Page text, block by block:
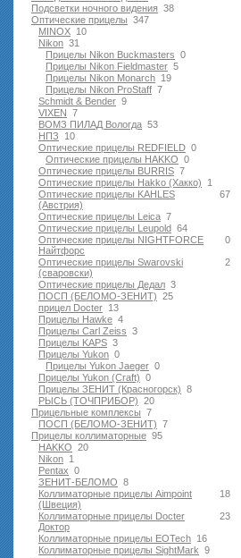
38
Подсветки ночного видения
347
Оптические прицелы
10
MINOX
31
Nikon
0
Прицелы Nikon Buckmasters
5
Прицелы Nikon Fieldmaster
19
Прицелы Nikon Monarch
7
Прицелы Nikon ProStaff
9
Schmidt & Bender
7
VIXEN
53
ВОМЗ ПИЛАД Вологда
10
НПЗ
0
Оптические прицелы REDFIELD
0
Оптические прицелы HAKKO
7
Оптические прицелы BURRIS
1
Оптические прицелы Hakko (Хакко)
67
Оптические прицелы KAHLES
(Австрия)
7
Оптические прицелы Leica
64
Оптические прицелы Leupold
0
Оптические прицелы NIGHTFORCE
Найтфорс
2
Оптические прицелы Swarovski
(сваровски)
3
Оптические прицелы Дедал
25
ПОСП (БЕЛОМО-ЗЕНИТ)
13
прицел Docter
4
Прицелы Hawke
3
Прицелы Carl Zeiss
3
Прицелы KAPS
0
Прицелы Yukon
0
Прицелы Yukon Jaeger
0
Прицелы Yukon (Craft)
8
Прицелы ЗЕНИТ (Красногорск)
20
РЫСЬ (ТОЧПРИБОР)
7
Прицельные комплексы
7
ПОСП (БЕЛОМО-ЗЕНИТ)
95
Прицелы коллиматорные
20
HAKKO
1
Nikon
0
Pentax
8
ЗЕНИТ-БЕЛОМО
18
Коллиматорные прицелы Aimpoint
(Швеция)
23
Коллиматорные прицелы Docter
Доктор
16
Коллиматорные прицелы EOTech
9
Коллиматорные прицелы SightMark